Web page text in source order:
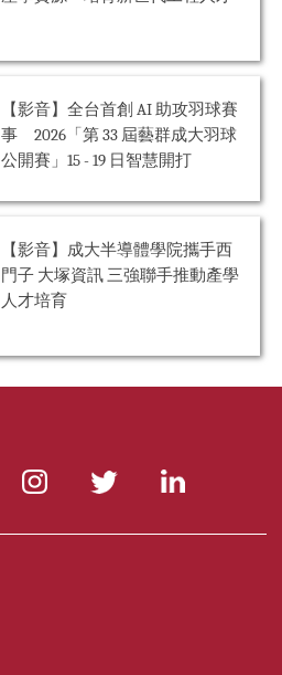
【影音】全台首創 AI 助攻羽球賽
事 2026「第 33 屆藝群成大羽球
公開賽」15 - 19 日智慧開打
【影音】成大半導體學院攜手西
門子 大塚資訊 三強聯手推動產學
人才培育